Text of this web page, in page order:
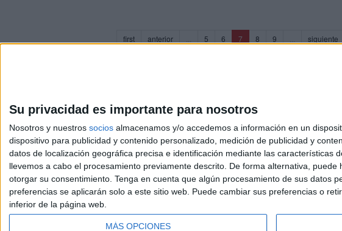
Su privacidad es importante para nosotros
Nosotros y nuestros socios almacenamos y/o accedemos a información en un
dispositivo para publicidad y contenido personalizado, medición de publicidad y
datos de localización geográfica precisa e identificación mediante las
llevemos a cabo el procesamiento previamente descrito. De forma alternativa,
otorgar su consentimiento. Tenga en cuenta que algún procesamiento de sus datos
preferencias se aplicarán solo a este sitio web. Puede cambiar sus preferencias o
inferior de la página web.
MÁS OPCIONES
first anterior 5 6 7 (current)
8 9 siguiente
Aviso legal|Politica
© 2003-2026Compás Mediterráneo